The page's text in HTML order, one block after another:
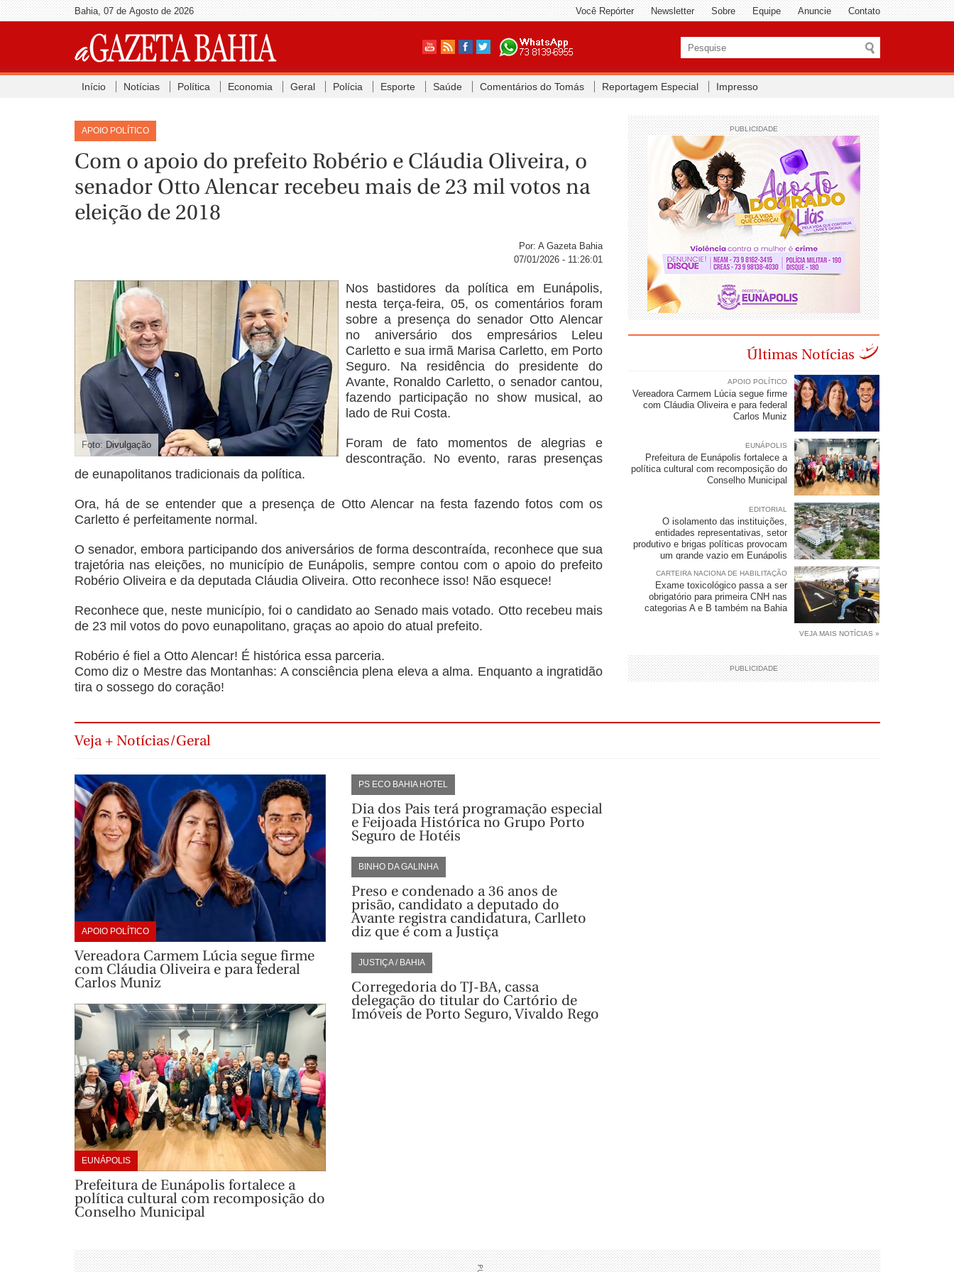
Bahia, 07 de Agosto de 2026 Você Repórter Newsletter Sobre Equipe Anuncie Contato
Início Notícias Política Economia Geral Polícia Esporte Saúde Comentários do Tomás Reportagem Especial Impresso
APOIO POLÍTICO
Com o apoio do prefeito Robério e Cláudia Oliveira, o
senador Otto Alencar recebeu mais de 23 mil votos na
eleição de 2018
Por: A Gazeta Bahia
07/01/2026 - 11:26:01
Foto: Divulgação
Nos bastidores da política em Eunápolis,
nesta terça-feira, 05, os comentários foram
sobre a presença do senador Otto Alencar
no aniversário dos empresários Leleu
Carletto e sua irmã Marisa Carletto, em Porto
Seguro. Na residência do presidente do
Avante, Ronaldo Carletto, o senador cantou,
fazendo participação no show musical, ao
lado de Rui Costa.
Foram de fato momentos de alegrias e
descontração. No evento, raras presenças
de eunapolitanos tradicionais da política.
Ora, há de se entender que a presença de Otto Alencar na festa fazendo fotos com os
Carletto é perfeitamente normal.
O senador, embora participando dos aniversários de forma descontraída, reconhece que sua
trajetória nas eleições, no município de Eunápolis, sempre contou com o apoio do prefeito
Robério Oliveira e da deputada Cláudia Oliveira. Otto reconhece isso! Não esquece!
Reconhece que, neste município, foi o candidato ao Senado mais votado. Otto recebeu mais
de 23 mil votos do povo eunapolitano, graças ao apoio do atual prefeito.
Robério é fiel a Otto Alencar! É histórica essa parceria.
Como diz o Mestre das Montanhas: A consciência plena eleva a alma. Enquanto a ingratidão
tira o sossego do coração!
PUBLICIDADE
Últimas Notícias
APOIO POLÍTICO
Vereadora Carmem Lúcia segue firme
com Cláudia Oliveira e para federal
Carlos Muniz
EUNÁPOLIS
Prefeitura de Eunápolis fortalece a
política cultural com recomposição do
Conselho Municipal
EDITORIAL
O isolamento das instituições,
entidades representativas, setor
produtivo e brigas políticas provocam
um grande vazio em Eunápolis
CARTEIRA NACIONA DE HABILITAÇÃO
Exame toxicológico passa a ser
obrigatório para primeira CNH nas
categorias A e B também na Bahia
VEJA MAIS NOTÍCIAS »
PUBLICIDADE
Veja + Notícias/Geral
APOIO POLÍTICO
Vereadora Carmem Lúcia segue firme
com Cláudia Oliveira e para federal
Carlos Muniz
EUNÁPOLIS
Prefeitura de Eunápolis fortalece a
política cultural com recomposição do
Conselho Municipal
PS ECO BAHIA HOTEL
Dia dos Pais terá programação especial
e Feijoada Histórica no Grupo Porto
Seguro de Hotéis
BINHO DA GALINHA
Preso e condenado a 36 anos de
prisão, candidato a deputado do
Avante registra candidatura, Carlleto
diz que é com a Justiça
JUSTIÇA / BAHIA
Corregedoria do TJ-BA, cassa
delegação do titular do Cartório de
Imóveis de Porto Seguro, Vivaldo Rego